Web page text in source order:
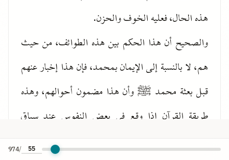
هذه الحال، فعليه الخوف والحزن.
والصحيح أن هذا الحكم بين هذه الطوائف، من حيث
هم، لا بالنسبة إلى الإيمان بمحمد، فإن هذا إخبار عنهم
قبل بعثة محمد ﷺ وأن هذا مضمون أحوالهم، وهذه
طريقة القرآن إذا وقع في بعض النفوس عند سياق
الآيات بعض الأوهام، فلا بد أن تجد ما يزيل ذلك
/
974